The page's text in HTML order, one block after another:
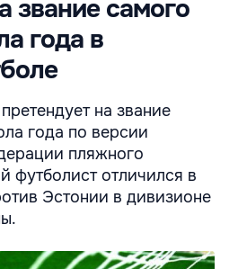
звание самого
года в
на звание
года по версии
пляжного
футболист отличился в
Эстонии в дивизионе